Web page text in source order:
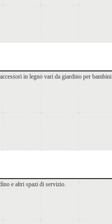
in legno vari da giardino per bambini
e altri spazi di servizio.